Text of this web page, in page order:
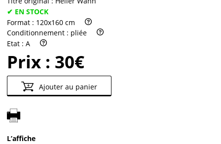
✔ EN STOCK
Format : 120x160 cm
Conditionnement : pliée
Etat : A
Prix : 30€
Ajouter au panier
L’affiche